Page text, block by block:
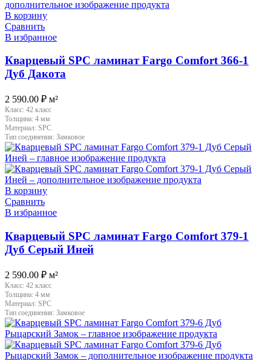
В корзину
Сравнить
В избранное
Кварцевый SPC ламинат Fargo Comfort 366-1
Дуб Дакота
2 590.00 ₽ м²
Класс: 42 класс
Толщина: 4 мм
Материал: SPC
Тип соединения: Замковое
В корзину
Сравнить
В избранное
Кварцевый SPC ламинат Fargo Comfort 379-1
Дуб Серый Иней
2 590.00 ₽ м²
Класс: 42 класс
Толщина: 4 мм
Материал: SPC
Тип соединения: Замковое